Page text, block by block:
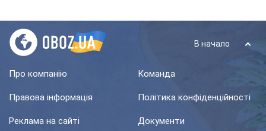
В начало
Про компанію Команда
Правова інформація Політика конфіденційності
Реклама на сайті Документи